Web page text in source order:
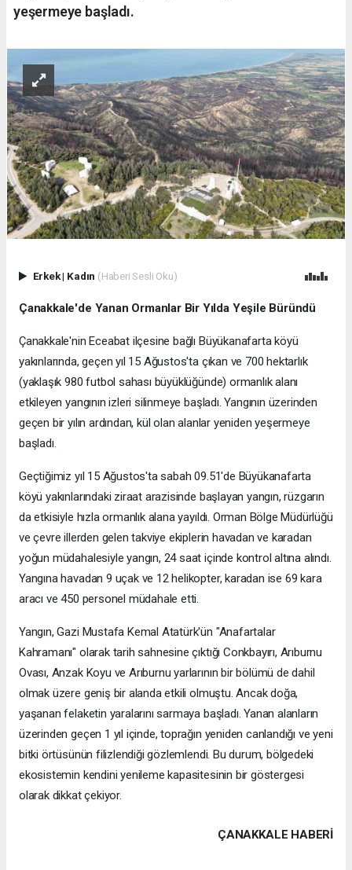
yeşermeye başladı.
Erkek| Kadın (Haberi Sesli Oku)
Çanakkale'de Yanan Ormanlar Bir Yılda Yeşile Büründü
Çanakkale'nin Eceabat ilçesine bağlı Büyükanafarta köyü
yakınlarında, geçen yıl 15 Ağustos'ta çıkan ve 700 hektarlık
(yaklaşık 980 futbol sahası büyüklüğünde) ormanlık alanı
etkileyen yangının izleri silinmeye başladı. Yangının üzerinden
geçen bir yılın ardından, kül olan alanlar yeniden yeşermeye
başladı.
Geçtiğimiz yıl 15 Ağustos'ta sabah 09.51'de Büyükanafarta
köyü yakınlarındaki ziraat arazisinde başlayan yangın, rüzgarın
da etkisiyle hızla ormanlık alana yayıldı. Orman Bölge Müdürlüğü
ve çevre illerden gelen takviye ekiplerin havadan ve karadan
yoğun müdahalesiyle yangın, 24 saat içinde kontrol altına alındı.
Yangına havadan 9 uçak ve 12 helikopter, karadan ise 69 kara
aracı ve 450 personel müdahale etti.
Yangın, Gazi Mustafa Kemal Atatürk'ün "Anafartalar
Kahramanı" olarak tarih sahnesine çıktığı Conkbayırı, Arıburnu
Ovası, Anzak Koyu ve Arıburnu yarlarının bir bölümü de dahil
olmak üzere geniş bir alanda etkili olmuştu. Ancak doğa,
yaşanan felaketin yaralarını sarmaya başladı. Yanan alanların
üzerinden geçen 1 yıl içinde, toprağın yeniden canlandığı ve yeni
bitki örtüsünün filizlendiği gözlemlendi. Bu durum, bölgedeki
ekosistemin kendini yenileme kapasitesinin bir göstergesi
olarak dikkat çekiyor.
ÇANAKKALE HABERİ